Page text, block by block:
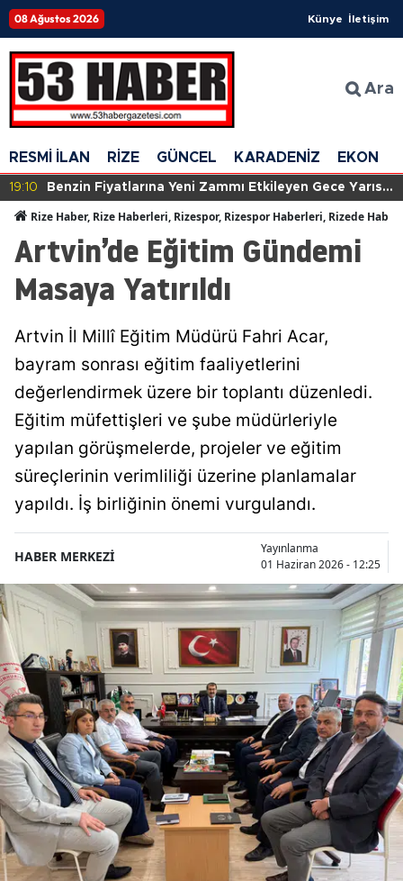
08 Ağustos 2026 Künye İletişim
Ara
RESMİ İLAN RİZE GÜNCEL KARADENİZ
19:10
Benzin Fiyatlarına Yeni Zammı Etkileyen Gece Yarısı
Rize Haber, Rize Haberleri, Rizespor, Rizespor Haberleri, Rizede
Artvin’de Eğitim Gündemi
Masaya Yatırıldı
Artvin İl Millî Eğitim Müdürü Fahri Acar,
bayram sonrası eğitim faaliyetlerini
değerlendirmek üzere bir toplantı düzenledi.
Eğitim müfettişleri ve şube müdürleriyle
yapılan görüşmelerde, projeler ve eğitim
süreçlerinin verimliliği üzerine planlamalar
yapıldı. İş birliğinin önemi vurgulandı.
HABER MERKEZİ
Yayınlanma
01 Haziran 2026 - 12:25